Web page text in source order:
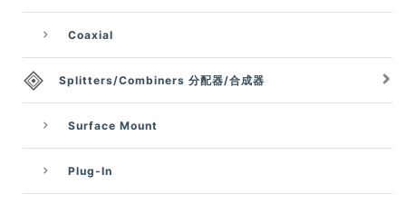
Coaxial
Splitters/Combiners 分配器/合成器
Surface Mount
Plug-In